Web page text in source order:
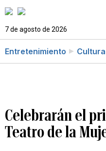
7 de agosto de 2026
Entretenimiento Cultura
Celebrarán el
Teatro de la